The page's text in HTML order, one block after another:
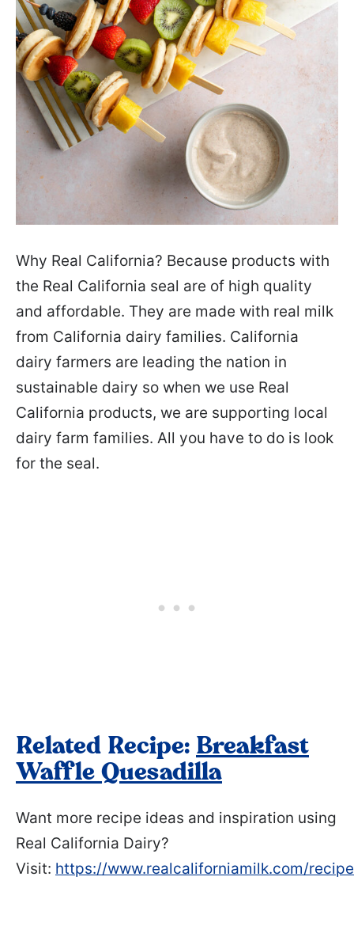
Why Real California? Because products with
the Real California seal are of high quality
and affordable. They are made with real milk
from California dairy families. California
dairy farmers are leading the nation in
sustainable dairy so when we use Real
California products, we are supporting local
dairy farm families. All you have to do is look
for the seal.
Related Recipe: Breakfast
Waffle Quesadilla
Want more recipe ideas and inspiration using
Real California Dairy?
Visit: https://www.realcaliforniamilk.com/